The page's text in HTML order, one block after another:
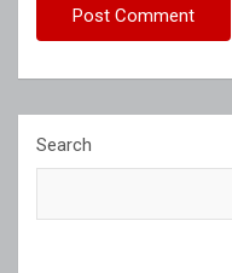
Search